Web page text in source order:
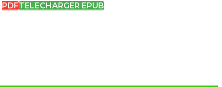
PDFTELECHARGER EPUB